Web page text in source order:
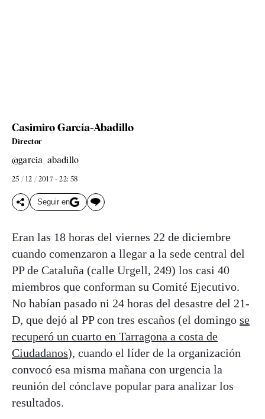
Casimiro García-Abadillo
Director
@garcia_abadillo
25 / 12 / 2017 - 22: 58
Seguir en
Eran las 18 horas del viernes 22 de diciembre
cuando comenzaron a llegar a la sede central del
PP de Cataluña (calle Urgell, 249) los casi 40
miembros que conforman su Comité Ejecutivo.
No habían pasado ni 24 horas del desastre del 21-
D, que dejó al PP con tres escaños (el domingo se
recuperó un cuarto en Tarragona a costa de
Ciudadanos), cuando el líder de la organización
convocó esa misma mañana con urgencia la
reunión del cónclave popular para analizar los
resultados.